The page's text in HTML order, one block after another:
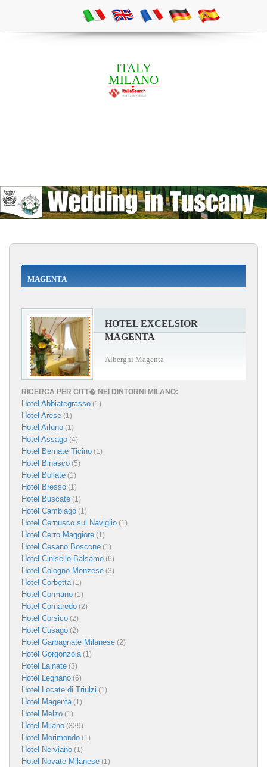
ITALY
MILANO
MAGENTA
HOTEL EXCELSIOR
MAGENTA
Alberghi Magenta
RICERCA PER CITT� NEI DINTORNI MILANO:
Hotel Abbiategrasso (1)
Hotel Arese (1)
Hotel Arluno (1)
Hotel Assago (4)
Hotel Bernate Ticino (1)
Hotel Binasco (5)
Hotel Bollate (1)
Hotel Bresso (1)
Hotel Buscate (1)
Hotel Cambiago (1)
Hotel Cernusco sul Naviglio (1)
Hotel Cerro Maggiore (1)
Hotel Cesano Boscone (1)
Hotel Cinisello Balsamo (6)
Hotel Cologno Monzese (3)
Hotel Corbetta(1)
Hotel Cormano (1)
Hotel Cornaredo (2)
Hotel Corsico (2)
Hotel Cusago (2)
Hotel Garbagnate Milanese (2)
Hotel Gorgonzola(1)
Hotel Lainate (3)
Hotel Legnano (6)
Hotel Locate di Triulzi (1)
Hotel Magenta(1)
Hotel Melzo (1)
Hotel Milano (329)
Hotel Morimondo (1)
Hotel Nerviano (1)
Hotel Novate Milanese (1)